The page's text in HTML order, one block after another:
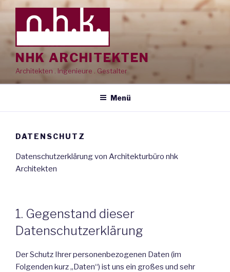
springen
NHK ARCHITEKTEN
Architekten . Ingenieure . Gestalter
Menü
DATENSCHUTZ
Datenschutzerklärung von Architekturbüro nhk
Architekten
1. Gegenstand dieser
Datenschutzerklärung
Der Schutz Ihrer personenbezogenen Daten (im
Folgenden kurz ,,Daten“) ist uns ein großes und sehr